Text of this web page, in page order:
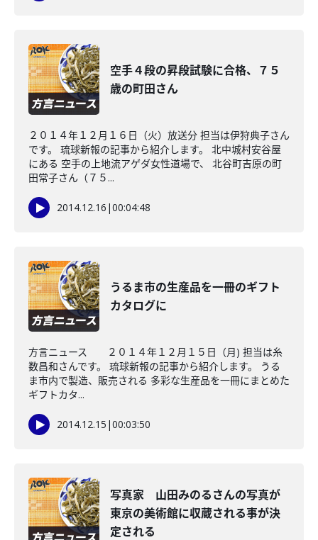
空手４段の昇段試験に合格、７５
歳の町田さん
２０１４年１２月１６日（火）放送分 担当は伊狩典子さん
です。 琉球新報の記事から紹介します。 北中城村安谷屋
にある 空手の上地流アゲダ女性道場で、 北谷町吉原の町
田常子さん（７５...
2014.12.16 |00:04:48
うるま市の生産品を一冊のギフト
カタログに
方言ニュース ２０１４年１２月１５日（月) 担当は糸
数昌和さんです。 琉球新報の記事から紹介します。 うる
ま市内で製造、販売される 多彩な生産品を一冊にまとめた
ギフトカタ...
2014.12.15 |00:03:50
写真家 山田みのるさんの写真が
東京の美術館に収蔵される事が決
定される